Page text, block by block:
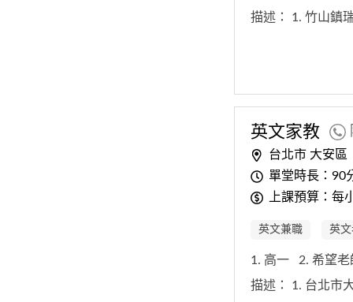
描述： 1. 竹山鎮
英文家教
台北市 大安區
單堂時長：90
上課預算：每
英文兼職 英
1. 高一
2. 希望
描述： 1. 台北市